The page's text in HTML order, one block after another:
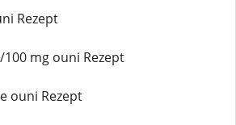
Rezept
mg ouni Rezept
ouni Rezept